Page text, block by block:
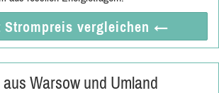
Strompreis vergleichen ←
Warsow und Umland